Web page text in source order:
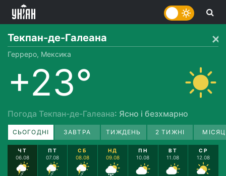
Текпан-де-Галеана
Герреро, Мексика
+23°
Погода Текпан-де-Галеана: Ясно і безхмарно
СЬОГОДНІ ЗАВТРА ТИЖДЕНЬ 2 ТИЖНІ
ЧТ
06.08
ПТ
07.08
СБ
08.08
НД
09.08
ПН
10.08
ВТ
11.08
СР
12.08